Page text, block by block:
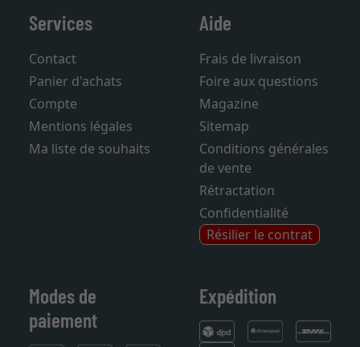
Services
Contact
Panier d'achats
Compte
Mentions légales
Aide
Frais de livraison
Foire aux questions
Magazine
Sitemap
Conditions générales
de vente
Rétractation
Confidentialité
Résilier le contrat
Modes de
paiement
Expédition